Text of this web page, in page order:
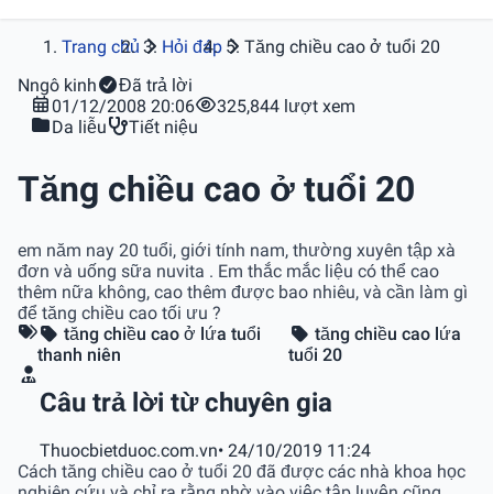
Trang chủ Hỏi đáp
Tăng chiều cao ở tuổi 20
Nngô kinh
Đã trả lời
01/12/2008 20:06
325,844 lượt xem
Da liễu
Tiết niệu
Tăng chiều cao ở tuổi 20
em năm nay 20 tuổi, giới tính nam, thường xuyên tập xà
đơn và uống sữa nuvita . Em thắc mắc liệu có thể cao
thêm nữa không, cao thêm được bao nhiêu, và cần làm gì
để tăng chiều cao tối ưu ?
tăng chiều cao ở lứa tuổi
thanh niên
tăng chiều cao lứa
tuổi 20
Câu trả lời từ chuyên gia
Thuocbietduoc.com.vn• 24/10/2019 11:24
Cách tăng chiều cao ở tuổi 20 đã được các nhà khoa học